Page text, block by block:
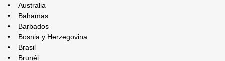
• Australia
• Bahamas
• Barbados
• Bosnia y Herzegovina
• Brasil
• Brunéi